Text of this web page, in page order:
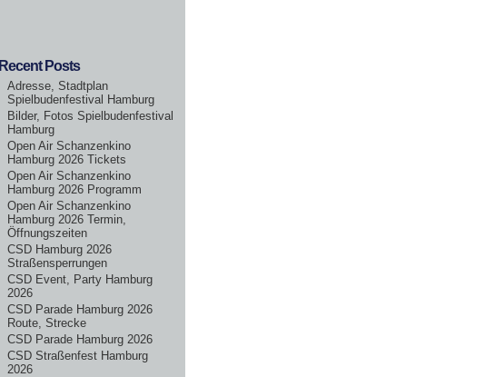
Recent Posts
Adresse, Stadtplan
Spielbudenfestival Hamburg
Bilder, Fotos Spielbudenfestival
Hamburg
Open Air Schanzenkino
Hamburg 2026 Tickets
Open Air Schanzenkino
Hamburg 2026 Programm
Open Air Schanzenkino
Hamburg 2026 Termin,
Öffnungszeiten
CSD Hamburg 2026
Straßensperrungen
CSD Event, Party Hamburg
2026
CSD Parade Hamburg 2026
Route, Strecke
CSD Parade Hamburg 2026
CSD Straßenfest Hamburg
2026